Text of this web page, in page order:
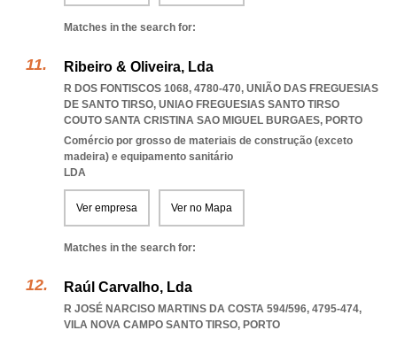
Matches in the search for:
Ribeiro & Oliveira, Lda
R DOS FONTISCOS 1068, 4780-470, UNIÃO DAS FREGUESIAS
DE SANTO TIRSO, UNIAO FREGUESIAS SANTO TIRSO
COUTO SANTA CRISTINA SAO MIGUEL BURGAES, PORTO
Comércio por grosso de materiais de construção (exceto
madeira) e equipamento sanitário
LDA
Ver empresa Ver no Mapa
Matches in the search for:
Raúl Carvalho, Lda
R JOSÉ NARCISO MARTINS DA COSTA 594/596, 4795-474,
VILA NOVA CAMPO SANTO TIRSO, PORTO